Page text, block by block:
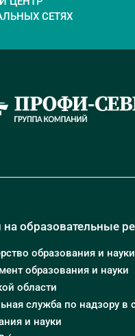
СЕТЯХ
образовательные
образования и
образования и науки
области
служба по надзору в
и науки